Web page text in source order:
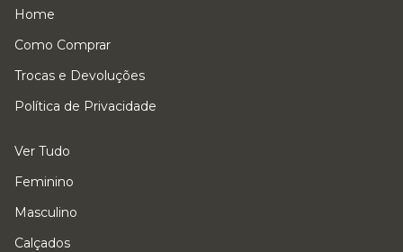
Home
Como Comprar
Trocas e Devoluções
Política de Privacidade
Ver Tudo
Feminino
Masculino
Calçados